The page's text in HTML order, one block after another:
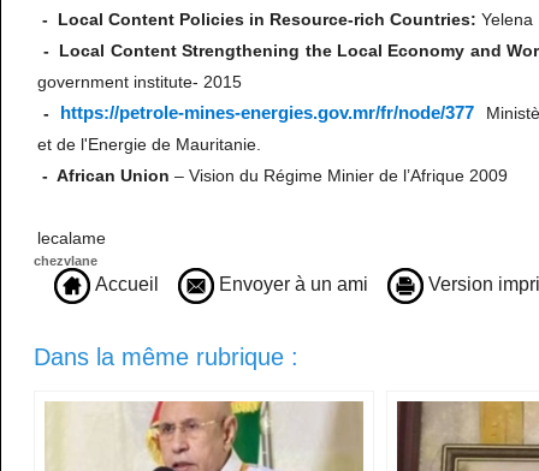
- Local Content Policies in Resource-rich Countries: Yelena
- Local Content Strengthening the Local Economy and
government institute- 2015
- https://petrole-mines-energies.gov.mr/fr/node/377
et de l'Energie de Mauritanie.
- African Union – Vision du Régime Minier de l’Afrique 2009
lecalame
chezvlane
Accueil Envoyer à un ami Version
Dans la même rubrique :